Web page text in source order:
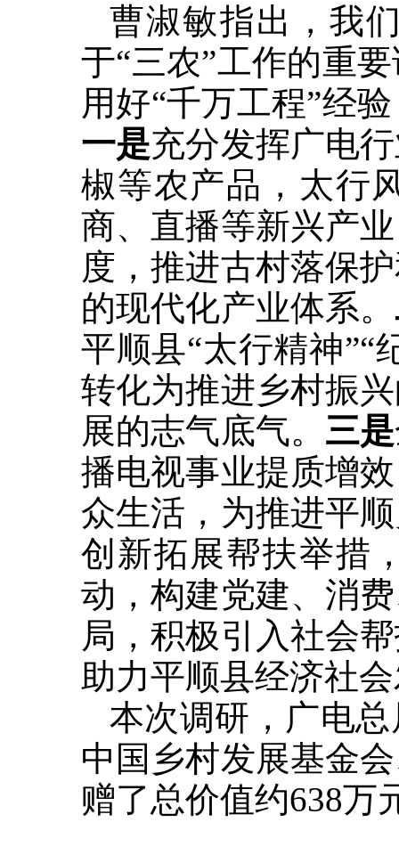
曹淑敏指出，我
于“三农”工作的重
用好“千万工程”经
一是充分发挥广电
椒等农产品，太行
商、直播等新兴产
度，推进古村落保
的现代化产业体系。
平顺县“太行精神”“
转化为推进乡村振
展的志气底气。 三是
播电视事业提质增
众生活，为推进平
创新拓展帮扶举措
动，构建党建、消
局，积极引入社会
助力平顺县经济社
本次调研，广电
中国乡村发展基金
赠了总价值约638万